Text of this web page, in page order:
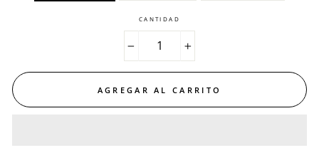
CANTIDAD
AGREGAR AL CARRITO